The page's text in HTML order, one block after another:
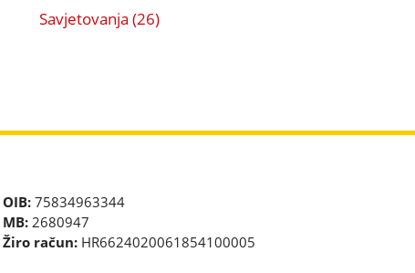
Savjetovanja (26)
OIB: 75834963344
MB: 2680947
Žiro račun: HR6624020061854100005